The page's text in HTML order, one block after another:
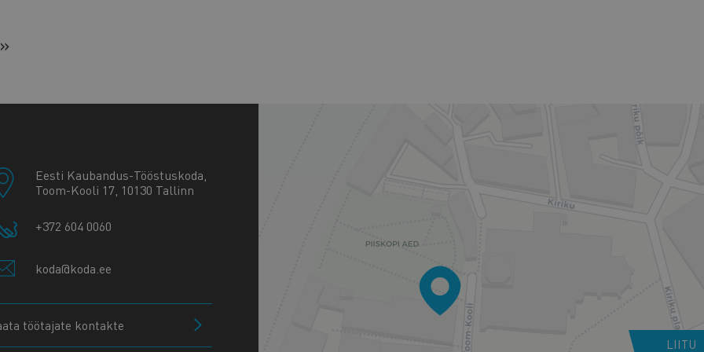
Eesti Kaubandus-Tööstuskoda,
Toom-Kooli 17, 10130 Tallinn
+372 604 0060
koda@koda.ee
töötajate kontakte
LIITU